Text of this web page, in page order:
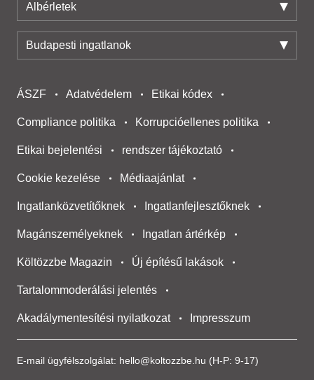
Albérletek
Budapesti ingatlanok
E-mail ügyfélszolgálat: hello@koltozzbe.hu (H-P: 9-17)
ÁSZF Adatvédelem Etikai kódex
Compliance politika Korrupcióellenes politika
Etikai bejelentési rendszer tájékoztató
Cookie kezelése Médiaajánlat
Ingatlanközvetítőknek Ingatlanfejlesztőknek
Magánszemélyeknek Ingatlan ártérkép
Költözzbe Magazin Új építésű lakások
Tartalommoderálási jelentés
Akadálymentesítési nyilatkozat Impresszum